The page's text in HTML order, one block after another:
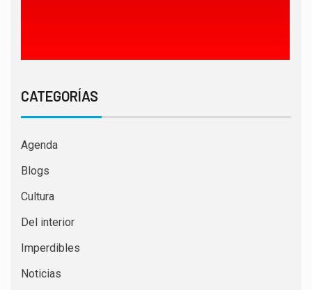
CATEGORÍAS
Agenda
Blogs
Cultura
Del interior
Imperdibles
Noticias